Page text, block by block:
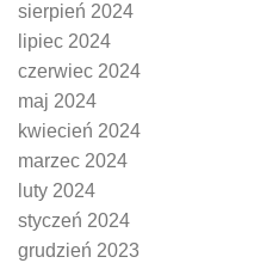
sierpień 2024
lipiec 2024
czerwiec 2024
maj 2024
kwiecień 2024
marzec 2024
luty 2024
styczeń 2024
grudzień 2023